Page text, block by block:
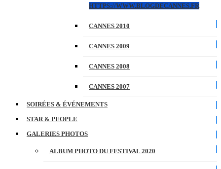
HTTPS://WWW.BLOGDECANNES.FR
CANNES 2010
CANNES 2009
CANNES 2008
CANNES 2007
SOIRÉES & ÉVÉNEMENTS
STAR & PEOPLE
GALERIES PHOTOS
ALBUM PHOTO DU FESTIVAL 2020